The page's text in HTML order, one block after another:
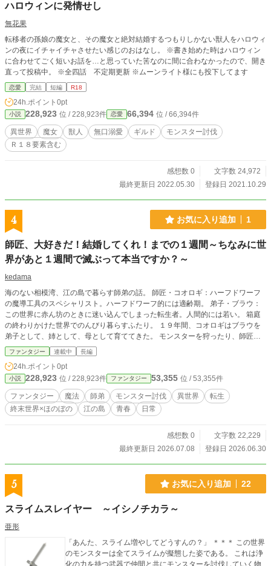
ハロウィンに発情せし
無花果
転移者の孫娘の魔女と、その魔女と絶対結婚するつもりしかない獣人をハロウィ
ンの夜にイチャイチャさせたい感じのおはなし。 ※書き始めた時はハロウィン
に合わせてごく短いお話を…と思っていた筈なのに間に合わなかったので、開き
直って投稿中。 ※全四話 不定期更新 ※ムーンライト様にも投下してます
恋愛 完結 短編 R18
24h.ポイント 0pt
小説 228,923 位 / 228,923件 恋愛 66,394 位 / 66,394件
異世界 魔女 獣人 無口溺愛 ギルド
モンスター討伐
Ｒ１８要素含む
感想数 0
文字数 24,972
最終更新日 2022.05.30
登録日 2021.10.29
4 お気に入り追加 1
師匠、大好きだ！結婚してくれ！までの１週間～ちなみに世
界があと１週間で滅ぶって本当ですか？～
kedama
海のない相模湾、江の島で暮らす師弟の話。 師匠・コオロギ：ハーフドワーフ
の魔導工具のスペシャリスト。ハーフドワーフ的には適齢期。 弟子・ブラウ：
この世界に赤ん坊のときに迷い込んでしまった転生者。人間的には若い。 箱庭
の終わりかけた世界でのんびり暮らすふたり。 １９年間、コオロギはブラウを
弟子として、姉として、母として育ててきた。 モンスターを狩ったり、師匠が
風呂に入らずくさかったり、魔導工具を作ったり、師匠が二日酔いになるくらい
飲んだりしながら今日も生きている。 ある日、カメのようなウサギのような巨
大モンスターの産卵によって、江の島の状況はカオスに。 なんだかよくわから
ないカメの卵にモンスターが群がってくる。 どうやらこのモンスターの産卵は
世界をほろぼすらしい。 のんびり暮らしてきたふたりの世界が終わる１週間。
ファンタジー 連載中 長編
24h.ポイント 0pt
小説 228,923 位 / 228,923件 ファンタジー 53,355 位 / 53,355件
ファンタジー 魔法 師弟 モンスター討伐 異世界
転生
終末世界×ほのぼの
江の島 青春 日常
感想数 0
文字数 22,229
最終更新日 2026.07.08
登録日 2026.06.30
5 お気に入り追加 22
スライムスレイヤー ～イシノチカラ～
亜形
「あんた、スライム増やしてどうすんの？」 ＊＊＊ この世界
のモンスターは全てスライムが擬態した姿である。 これは浄
化の力を持つ武器で仲間と共にモンスターを討伐していく物